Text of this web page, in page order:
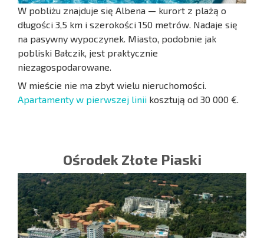
W pobliżu znajduje się Albena — kurort z plażą o
długości 3,5 km i szerokości 150 metrów. Nadaje się
na pasywny wypoczynek. Miasto, podobnie jak
pobliski Bałczik, jest praktycznie
niezagospodarowane.
W mieście nie ma zbyt wielu nieruchomości.
Apartamenty w pierwszej linii kosztują od 30 000 €.
Ośrodek Złote Piaski